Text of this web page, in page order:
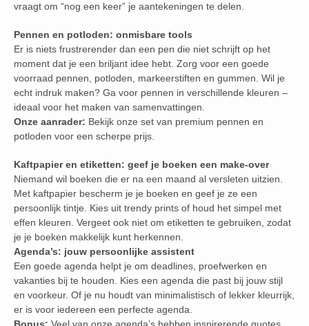
vraagt om “nog een keer” je aantekeningen te delen.
Pennen en potloden: onmisbare tools
Er is niets frustrerender dan een pen die niet schrijft op het
moment dat je een briljant idee hebt. Zorg voor een goede
voorraad pennen, potloden, markeerstiften en gummen. Wil je
echt indruk maken? Ga voor pennen in verschillende kleuren –
ideaal voor het maken van samenvattingen.
Onze aanrader: Bekijk onze set van premium pennen en
potloden voor een scherpe prijs.
Kaftpapier en etiketten: geef je boeken een make-over
Niemand wil boeken die er na een maand al versleten uitzien.
Met kaftpapier bescherm je je boeken en geef je ze een
persoonlijk tintje. Kies uit trendy prints of houd het simpel met
effen kleuren. Vergeet ook niet om etiketten te gebruiken, zodat
je je boeken makkelijk kunt herkennen.
Agenda’s: jouw persoonlijke assistent
Een goede agenda helpt je om deadlines, proefwerken en
vakanties bij te houden. Kies een agenda die past bij jouw stijl
en voorkeur. Of je nu houdt van minimalistisch of lekker kleurrijk,
er is voor iedereen een perfecte agenda.